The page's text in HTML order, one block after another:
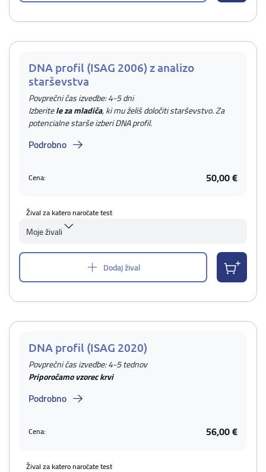
DNA profil (ISAG 2006) z analizo
starševstva
Povprečni čas izvedbe: 4-5 dni
Izberitele za mladiča, ki mu želiš določiti starševstvo. Za
potencialne starše izberi DNA profil.
Podrobno
Cena: 50,00 €
Žival za katero naročate test
Moje živali
Dodaj žival
DNA profil (ISAG 2020)
Povprečni čas izvedbe: 4-5 tednov
Priporočamo vzorec krvi
Podrobno
Cena: 56,00 €
Žival za katero naročate test